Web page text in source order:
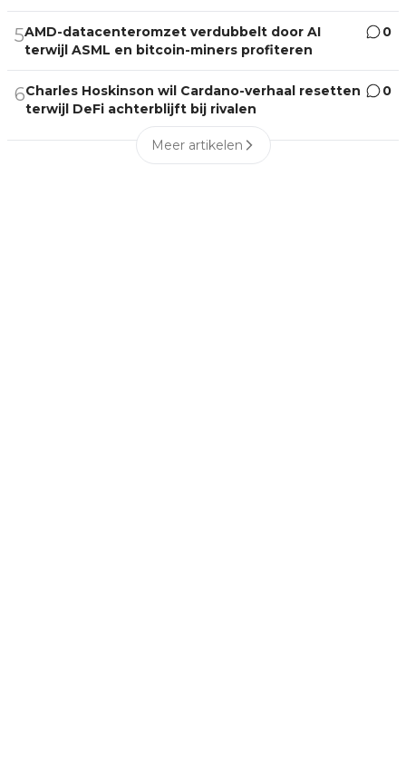
5AMD-datacenteromzet verdubbelt door AI
terwijl ASML en bitcoin-miners profiteren
0
6Charles Hoskinson wil Cardano-verhaal resetten
terwijl DeFi achterblijft bij rivalen
0
Meer artikelen